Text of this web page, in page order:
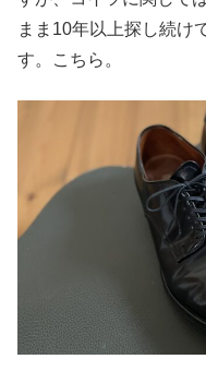
まま10年以上探し続け
す。こちら。